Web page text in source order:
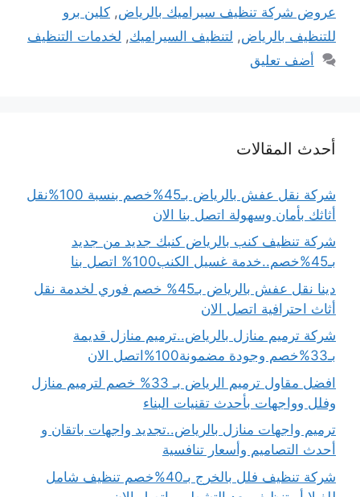
عروض شركة تنظيف سيراميك بالرياض, كلين برو
للتنظيف بالرياض, لتنظيف السيراميك, لخدمات التنظيف
أضف تعليق
أحدث المقالات
شركة نقل عفش بالرياض بـ45%خصم بنسبة 100%نقل
أثاثك بأمان وسهولة اتصل بنا الان
شركة تنظيف كنب بالرياض كنبك جديد من جديد
بـ45%خصم..خدمة غسيل الكنب100% اتصل بنا
دينا نقل عفش بالرياض بـ45% خصم فوري لخدمة نقل
أثاث احترافية اتصل الان
شركة ترميم منازل بالرياض..ترميم منازل قديمة
بـ33%خصم وجودة مضمونة100%اتصل الان
افضل مقاول ترميم الرياض بـ 33% خصم لترميم منازل
وفلل وواجهات بأحدث تقنيات البناء
ترميم واجهات منازل بالرياض..تجديد واجهات باتقان و
أحدث التصاميم وأسعار تنافسية
شركة تنظيف فلل بالخرج بـ40%خصم تنظيف شامل